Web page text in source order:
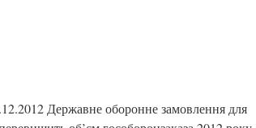
Державне оборонне замовлення для